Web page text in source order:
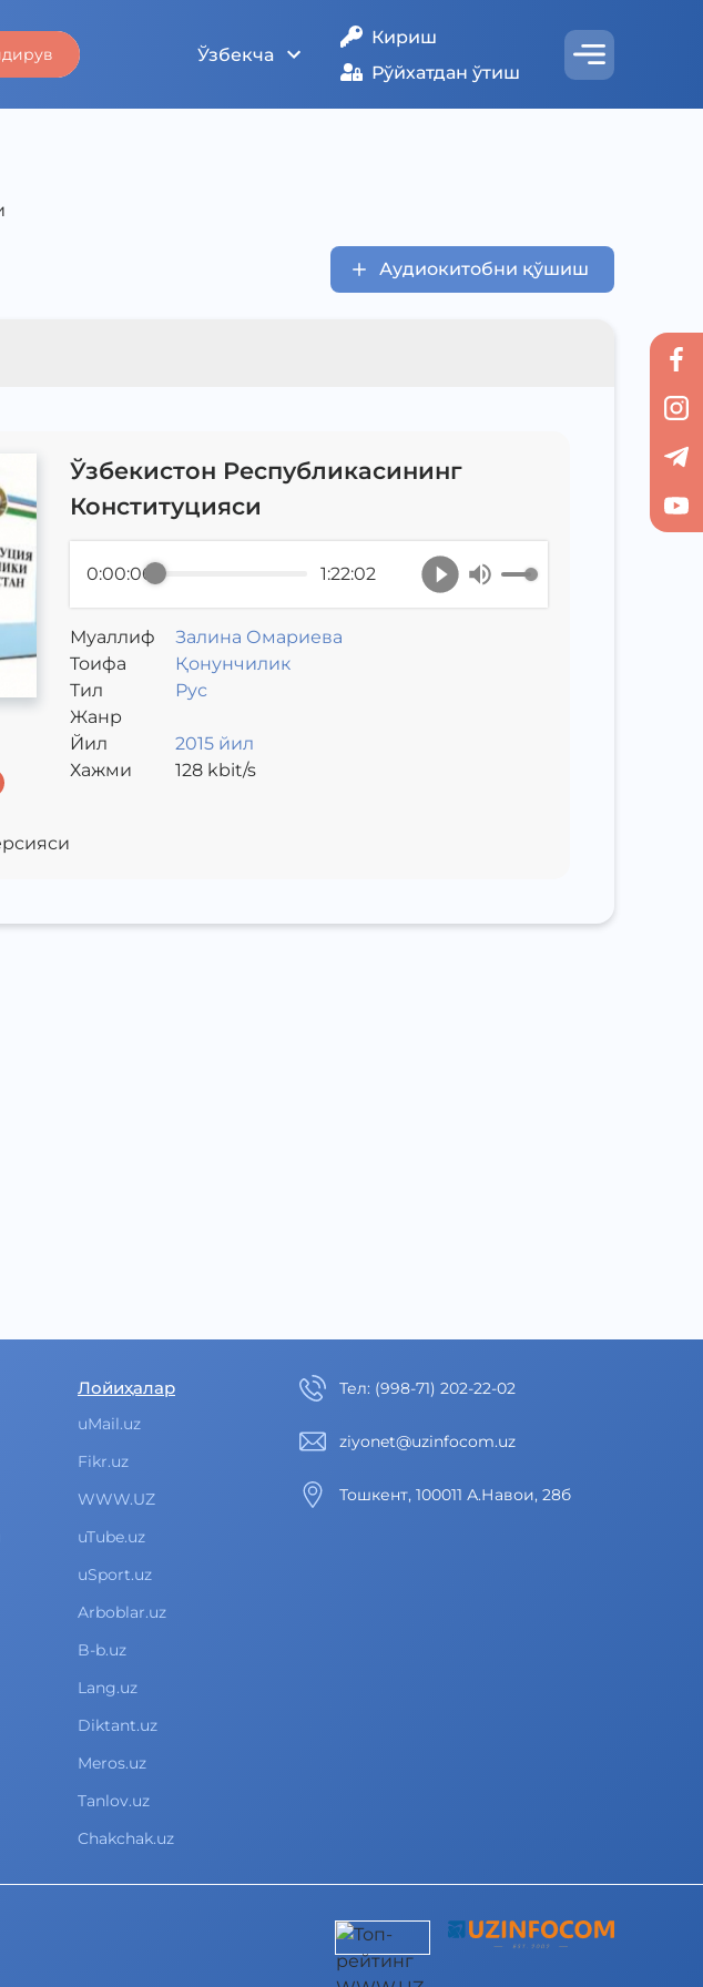
Ўзбекча
Кириш
Рўйхатдан ўтиш
Аудиокитобни қўшиш
Ўзбекистон Республикасининг
Конституцияси
0:00:00 1:22:02
Муаллиф
Залина Омариева
Toифа
Қонунчилик
Тил
Рус
Жанр
Йил
2015 йил
Хажми
128kbit/s
Лойиҳалар
uMail.uz
Fikr.uz
WWW.UZ
uTube.uz
uSport.uz
Arboblar.uz
B-b.uz
Lang.uz
Diktant.uz
Meros.uz
Tanlov.uz
Chakchak.uz
Тел: (998-71) 202-22-02
ziyonet@uzinfocom.uz
Тошкент, 100011 А.Навои, 28б